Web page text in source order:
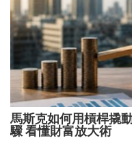
馬斯克如何用槓桿撬
驟 看懂財富放大術